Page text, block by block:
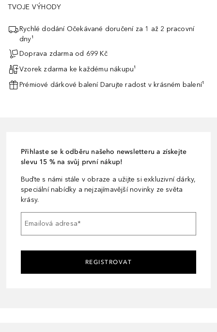
TVOJE VÝHODY
Rychlé dodání Očekávané doručení za 1 až 2 pracovní
dny¹
Doprava zdarma od 699 Kč
Vzorek zdarma ke každému nákupu¹
Prémiové dárkové balení Darujte radost v krásném balení¹
Přihlaste se k odběru našeho newsletteru a získejte
slevu 15 % na svůj první nákup!
Buďte s námi stále v obraze a užijte si exkluzivní dárky,
speciální nabídky a nejzajímavější novinky ze světa
krásy.
Emailová adresa*
REGISTROVAT